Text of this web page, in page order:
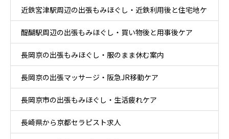
りケア
近鉄宮津駅周辺の出張もみほぐし・近鉄利用後と住宅地ケ
ア
醍醐駅周辺の出張もみほぐし・買い物後と用事後ケア
長岡京の出張もみほぐし・服のまま休む案内
長岡京の出張マッサージ・阪急JR移動ケア
長岡京市の出張もみほぐし・生活疲れケア
長崎県から京都セラピスト求人